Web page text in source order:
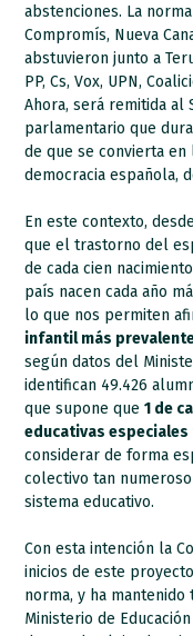
abstenciones. La
Compromís, Nueva
abstuvieron junto a
PP, Cs, Vox, UPN,
Ahora, será remitida al
parlamentario que
de que se convierta
democracia española,
En este contexto,
que el trastorno del
de cada cien
país nacen cada año
lo que nos permiten
infantil más
según datos del
identifican 49.426
que supone que1 de
educativas especiales
considerar de forma
colectivo tan
sistema educativo.
Con esta intención la
inicios de este
norma, y ha
Ministerio de